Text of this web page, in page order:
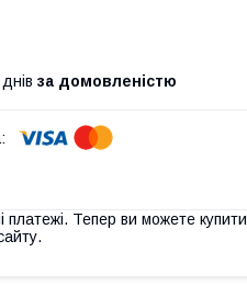
за домовленістю
платежі. Тепер ви можете купити